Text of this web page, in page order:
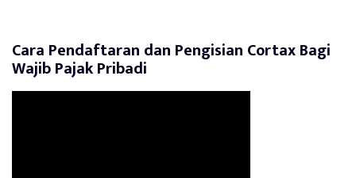
Cara Pendaftaran dan Pengisian Cortax Bagi
Wajib Pajak Pribadi